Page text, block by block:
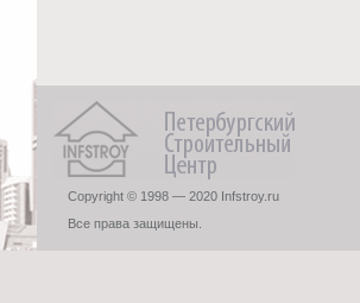
Copyright © 1998 — 2020 Infstroy.ru
Все права защищены.